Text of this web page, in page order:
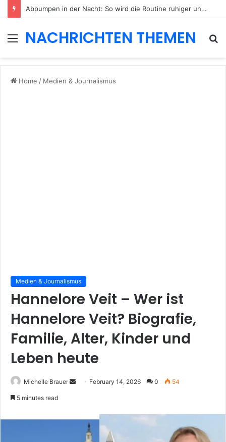
Abpumpen in der Nacht: So wird die Routine ruhiger und besser planbar
Menu
NACHRICHTEN THEMEN
Home / Medien & Journalismus
Medien & Journalismus
Hannelore Veit – Wer ist
Hannelore Veit? Biografie,
Familie, Alter, Kinder und
Leben heute
Michelle Brauer
Send February 14, 2026 0 54
5 minutes read